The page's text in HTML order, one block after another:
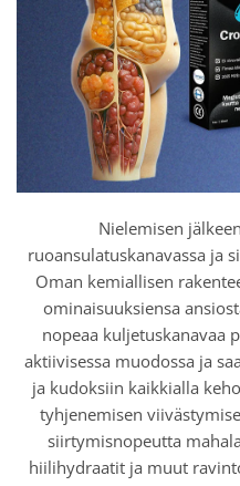
Nielemisen
ruoansulatuskanavassa ja
Oman kemiallisen
ominaisuuksiensa
nopeaa kuljetuskanavaa
aktiivisessa muodossa ja
ja kudoksiin kaikkialla
tyhjenemisen
siirtymisnopeutta
hiilihydraatit ja muut